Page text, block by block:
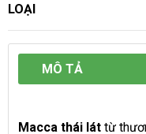
LOẠI
MÔ TẢ
Macca thái lát từ